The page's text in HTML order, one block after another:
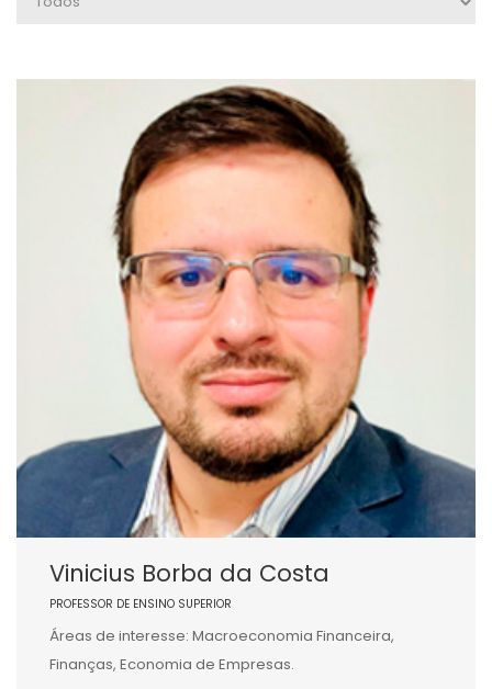
Vinicius Borba da Costa
PROFESSOR DE ENSINO SUPERIOR
Áreas de interesse: Macroeconomia Financeira,
Finanças, Economia de Empresas.